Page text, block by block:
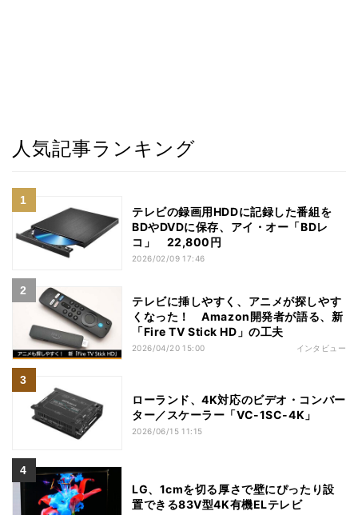
人気記事ランキング
テレビの録画用HDDに記録した番組を
BDやDVDに保存、アイ・オー「BDレ
コ」 22,800円
2026/02/09 17:46
テレビに挿しやすく、アニメが探しやす
くなった！ Amazon開発者が語る、新
「Fire TV Stick HD」の工夫
2026/04/20 15:00 インタビュー
ローランド、4K対応のビデオ・コンバー
ター／スケーラー「VC-1SC-4K」
2026/06/15 11:15
LG、1cmを切る厚さで壁にぴったり設
置できる83V型4K有機ELテレビ